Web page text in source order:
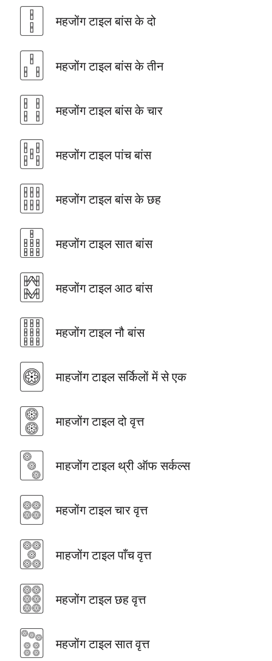
🀑 महजोंग टाइल बांस के दो
🀒 महजोंग टाइल बांस के तीन
🀓 महजोंग टाइल बांस के चार
🀔 महजोंग टाइल पांच बांस
🀕 महजोंग टाइल बांस के छह
🀖 महजोंग टाइल सात बांस
🀗 महजोंग टाइल आठ बांस
🀘 महजोंग टाइल नौ बांस
🀙 माहजोंग टाइल सर्किलों में से एक
🀚 माहजोंग टाइल दो वृत्त
🀛 माहजोंग टाइल थ्री ऑफ सर्कल्स
🀜 महजोंग टाइल चार वृत्त
🀝 माहजोंग टाइल पाँच वृत्त
🀞 महजोंग टाइल छह वृत्त
🀟 महजोंग टाइल सात वृत्त